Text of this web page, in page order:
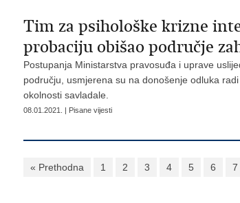
Tim za psihološke krizne
probaciju obišao područje
Postupanja Ministarstva pravosuđa i uprave
području, usmjerena su na donošenje odluka
okolnosti savladale.
08.01.2021. | Pisane vijesti
« Prethodna 1 2 3 4 5 6 7